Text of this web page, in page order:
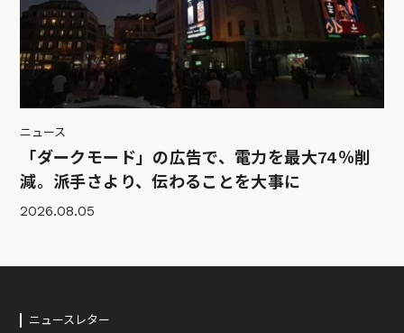
ニュース
「ダークモード」の広告で、電力を最大74％削
減。派手さより、伝わることを大事に
2026.08.05
ニュースレター